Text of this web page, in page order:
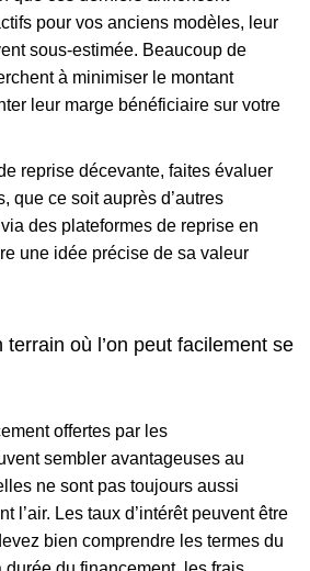
pour vos anciens modèles, leur
sous-estimée. Beaucoup de
à minimiser le montant
leur marge bénéficiaire sur votre
reprise décevante, faites évaluer
que ce soit auprès d’autres
des plateformes de reprise en
une idée précise de sa valeur
où l’on peut facilement se
offertes par les
sembler avantageuses au
ne sont pas toujours aussi
l’air. Les taux d’intérêt peuvent être
bien comprendre les termes du